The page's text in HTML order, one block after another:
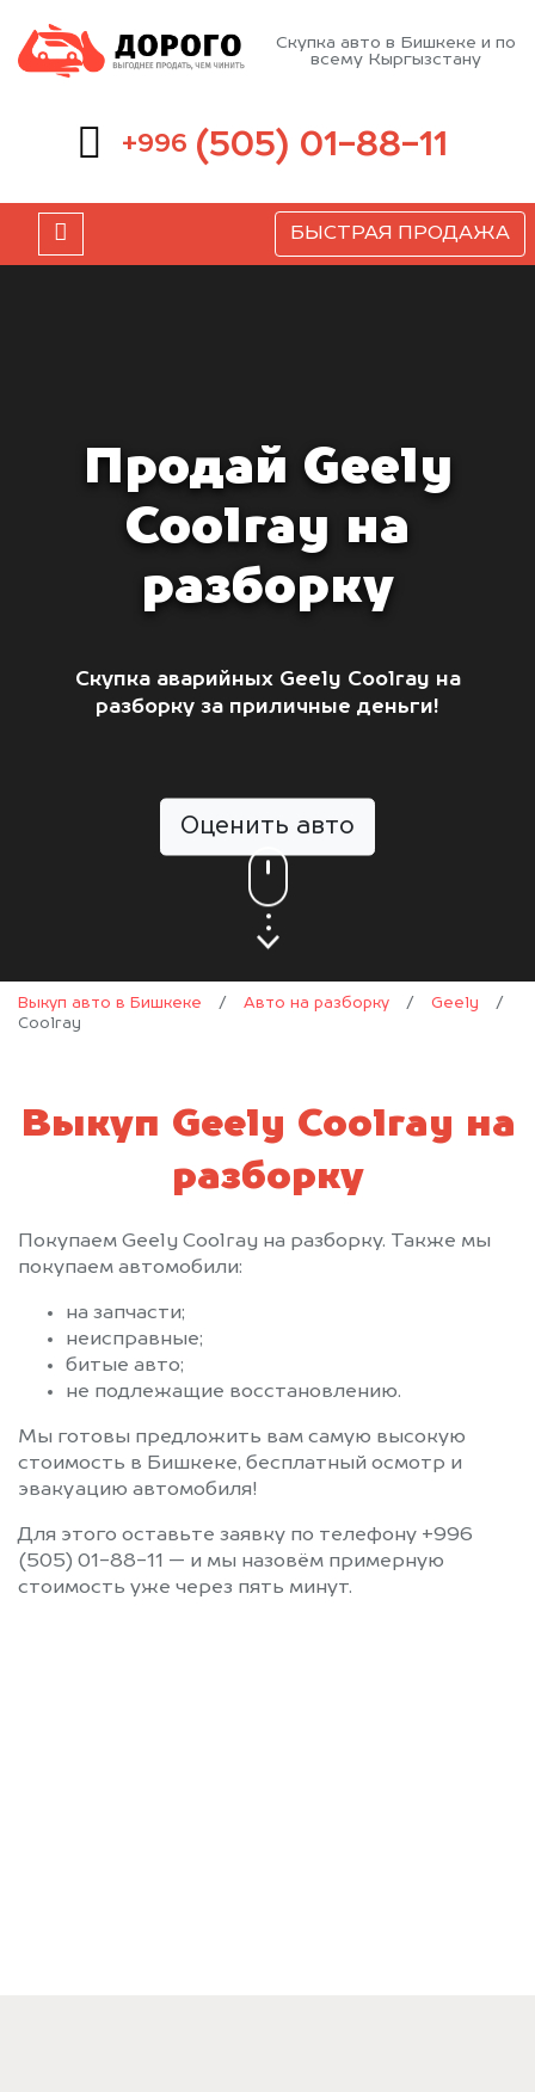
Скупка авто в Бишкеке и по
всему Кыргызстану
+996 (505) 01-88-11
БЫСТРАЯ ПРОДАЖА
Продай Geely
Coolray на
разборку
Скупка аварийных Geely Coolray на
разборку за приличные деньги!
Оценить авто
Выкуп авто в Бишкеке / Авто на разборку / Geely
/
Coolray
Выкуп Geely Coolray на
разборку
Покупаем Geely Coolray на разборку. Также мы
покупаем автомобили:
на запчасти;
неисправные;
битые авто;
не подлежащие восстановлению.
Мы готовы предложить вам самую высокую
стоимость в Бишкеке, бесплатный осмотр и
эвакуацию автомобиля!
Для этого оставьте заявку по телефону +996
(505) 01-88-11 — и мы назовём примерную
стоимость уже через пять минут.